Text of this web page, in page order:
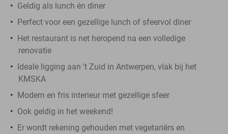
Geldig als lunch én diner
Perfect voor een gezellige lunch of sfeervol diner
Het restaurant is net heropend na een volledige
renovatie
Ideale ligging aan 't Zuid in Antwerpen, vlak bij het
KMSKA
Modern en fris interieur met gezellige sfeer
Ook geldig in het weekend!
Er wordt rekening gehouden met vegetariërs en